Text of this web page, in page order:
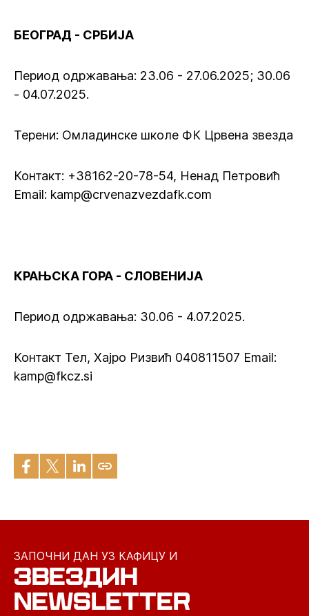
БЕОГРАД - СРБИЈА
Период одржавања: 23.06 - 27.06.2025; 30.06
- 04.07.2025.
Терени: Омладинске школе ФК Црвена звезда
Контакт: +38162-20-78-54, Ненад Петровић
Email: kamp@crvenazvezdafk.com
КРАЊСКА ГОРА - СЛОВЕНИЈА
Период одржавања: 30.06 - 4.07.2025.
Контакт Тел, Хајро Ризвић 040811507 Email:
kamp@fkcz.si
ЗАПОЧНИ ДАН УЗ КАФИЦУ И
ЗВЕЗДИН
NEWSLETTER